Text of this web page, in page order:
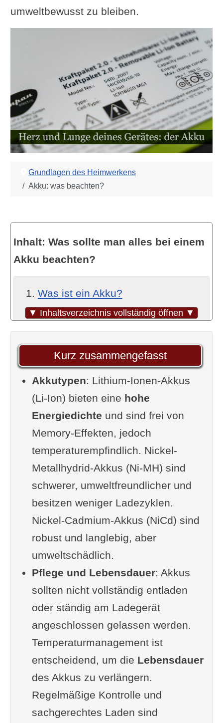
umweltbewusst zu bleiben.
Grundlagen des Heimwerkens
Akku: was beachten?
▼ Inhaltsverzeichnis vollständig öffnen ▼
Inhalt: Was sollte man alles bei einem
Akku beachten?
Was ist ein Akku?
Wichtige Kennzahlen zum
Merken
Akku-Packs – Gebündelte
Power
Die Kunst desLadens
Tipps & Tricks für den Umgang
mit Lithium-Ionen-Akku-Packs
Der richtige Akku für dich
Spezielle Tipps zu gängigen
Akkutypen
Akkus in derWerkstatt
Akkus vonSmartphones
Akkus inE-Bikes
Akkus inE-Autos
Die richtigeAufbewahrung
Recycling – denk an die Umwelt
Vorsicht ist besser als Nachsicht
Ein kritischer Blick auf die
Lebensdauer
Fazit
Akkutypen und deren Vor- und
Nachteile
Akkugeräte vs. Netzstrom- oder
Verbrennungsmotor
Kurz zusammengefasst
Akkutypen: Lithium-Ionen-Akkus
(Li-Ion) bieten eine hohe
Energiedichte und sind frei von
Memory-Effekten, jedoch
temperaturempfindlich. Nickel-
Metallhydrid-Akkus (Ni-MH) sind
schwerer, umweltfreundlicher und
besitzen weniger Ladezyklen.
Nickel-Cadmium-Akkus (NiCd) sind
robust und langlebig, aber
umweltschädlich.
Pflege und Lebensdauer: Akkus
sollten nicht vollständig entladen
oder ständig am Ladegerät
angeschlossen gelassen werden.
Temperaturmanagement ist
entscheidend, um die Lebensdauer
des Akkus zu verlängern.
Regelmäßige Kontrolle und
sachgerechtes Laden sind